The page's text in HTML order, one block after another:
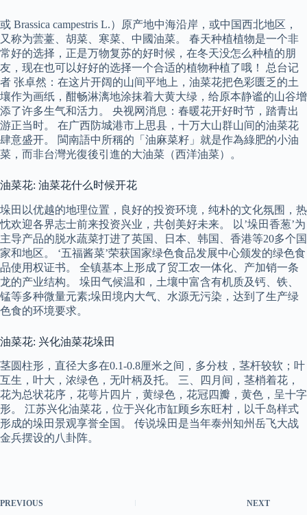
或 Brassica campestris L.）原产地中海沿岸，或中国西北地区，
又称为蕓薹、胡菜、寒菜、中國油菜。 春天种植植物是一个非
常好的选择，正是万物复苏的好时候，在冬天没怎么种植的朋
友，现在也可以好好的选择一个合适的植物种植了哦！ 总台记
者 张卓然：在这片开阔的山间平地上，油菜花把色彩匮乏的土
壤作为画纸，酣畅淋漓地涂抹着大黄大绿，给原本静谧的山谷增
添了许多生气和活力。 央视网消息：春暖花开好时节，踏青出
游正当时。 在广西防城港市上思县，十万大山群山间的油菜花
肆意盛开。 閩南語中所稱的「油麻菜籽」就是作為綠肥的小油
菜，而非台灣光復後引進的大油菜（西洋油菜）。
油菜花: 油菜花什么时候开花
垛田以优越的地理位置，良好的投资环境，纯朴的文化氛围，热
忱欢迎各界志士前来投资兴业，共创美好未来。 以’垛田香葱’为
主导产品的脱水蔬菜打进了英国、日本、韩国、香港等20多个国
家和地区。 ‘五福酱菜’荣获国家绿色食品发展中心颁发的绿色食
品使用权证书。 全镇基本上形成了贸工农一体化、产加销一条
龙的产业结构。 垛田气候温和，土壤中富含有机质及钙、铁、
锰等多种微量元素;垛田境内大气、水源无污染，达到了生产绿
色食的环境要求。
油菜花: 兴化油菜花垛田
茎圆柱形，直径大多在0.1-0.8厘米之间，多分枝，茎杆较软；叶
互生，叶大，浓绿色，无叶柄及托。 三、四月间，茎梢着花，
花为总状花序，花萼片四片，黄绿色，花冠四瓣，黄色，呈十字
形。 江苏兴化油菜花，位于兴化市缸顾乡东旺村，以千岛样式
形成的垛田景观享誉全国。 传说垛田是当年泰州知州岳飞大战
金兵摆设的八卦阵。
PREVIOUS NEXT